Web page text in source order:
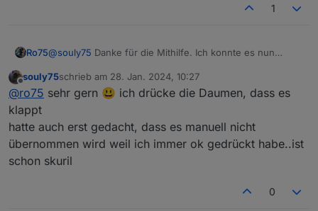
1
Ro75@souly75 Danke für die Mithilfe. Ich konnte es nun
Ursache ist wohl das Häkchen bei den "Connection
Settings". War der Meinung (warum auch immer), dass
werden. Auf alle Fälle ist das der Verursacher.
Im Moment läuft die 2.5.10 auf dem Testsystem
reibungslos. Ich werde also nochmal den Versuch auf
Ro75.
Offline
souly75schrieb am 28. Jan. 2024, 10:27
zuletzt editiert von
@ro75 sehr gern 😃 ich drücke die Daumen, dass es
klappt
hatte auch erst gedacht, dass es manuell nicht
übernommen wird weil ich immer ok gedrückt habe..ist
schon skuril
0